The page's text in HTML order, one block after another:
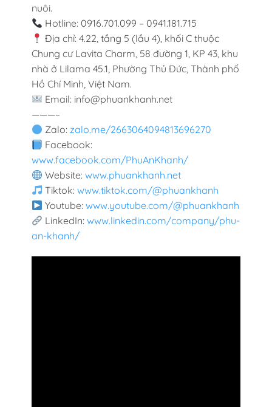
nuôi.
Hotline: 0916.701.099 – 0941.181.715
Địa chỉ: 4.22, tầng 5 (lầu 4), khối C thuộc
Chung cư Lavita Charm, 58 đường 1, KP 43, khu
nhà ở Lilama 45.1, Phường Thủ Đức, Thành phố
Hồ Chí Minh, Việt Nam.
Email: info@phuankhanh.net
———–
Zalo:zalo.me/2663064094813696270
Facebook:
www.facebook.com/PhuAnKhanh/
Website:www.phuankhanh.net
Tiktok:www.tiktok.com/@phuankhanh
Youtube:www.youtube.com/@phuankhanh
LinkedIn:www.linkedin.com/company/phu-
an-khanh/